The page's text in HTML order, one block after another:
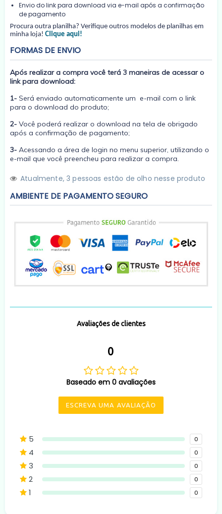
Envio do link para download via e-mail após a confirmação
de pagamento
Procura outra planilha? Verifique outros modelos de planilhas em
minha loja! Clique aqui!
FORMAS DE ENVIO
Após realizar a compra você terá 3 maneiras de acessar o
link para download:
1- Será enviado automaticamente um e-mail com o link
para o download do produto;
2- Você poderá realizar o download na tela de obrigado
após a confirmação de pagamento;
3- Acessando a área de login no menu superior, utilizando o
e-mail que você preencheu para realizar a compra.
Atualmente,3 pessoas estão de olho nesse produto
AMBIENTE DE PAGAMENTO SEGURO
Avaliações de clientes
0
Baseado em 0 avaliações
ESCREVA UMA AVALIAÇÃO
5 0
4 0
3 0
2 0
1 0